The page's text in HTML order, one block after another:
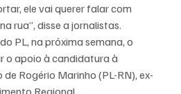
ele vai querer falar com
rua”, disse a jornalistas.
PL, na próxima semana, o
o apoio à candidatura à
Rogério Marinho (PL-RN), ex-
Regional.